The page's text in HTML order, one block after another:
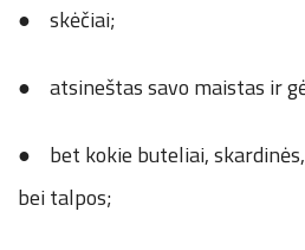
● skėčiai;
● atsineštas savo maistas ir
● bet kokie buteliai,
bei talpos;